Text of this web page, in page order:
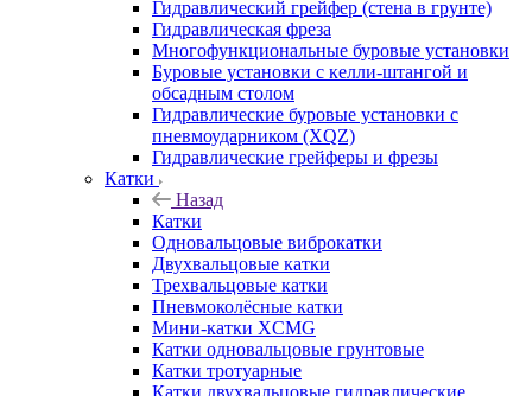
Гидравлический грейфер (стена в грунте)
Гидравлическая фреза
Многофункциональные буровые установки
Буровые установки с келли-штангой и
обсадным столом
Гидравлические буровые установки с
пневмоударником (XQZ)
Гидравлические грейферы и фрезы
Катки
Назад
Катки
Одновальцовые виброкатки
Двухвальцовые катки
Трехвальцовые катки
Пневмоколёсные катки
Мини-катки XCMG
Катки одновальцовые грунтовые
Катки тротуарные
Катки двухвальцовые гидравлические